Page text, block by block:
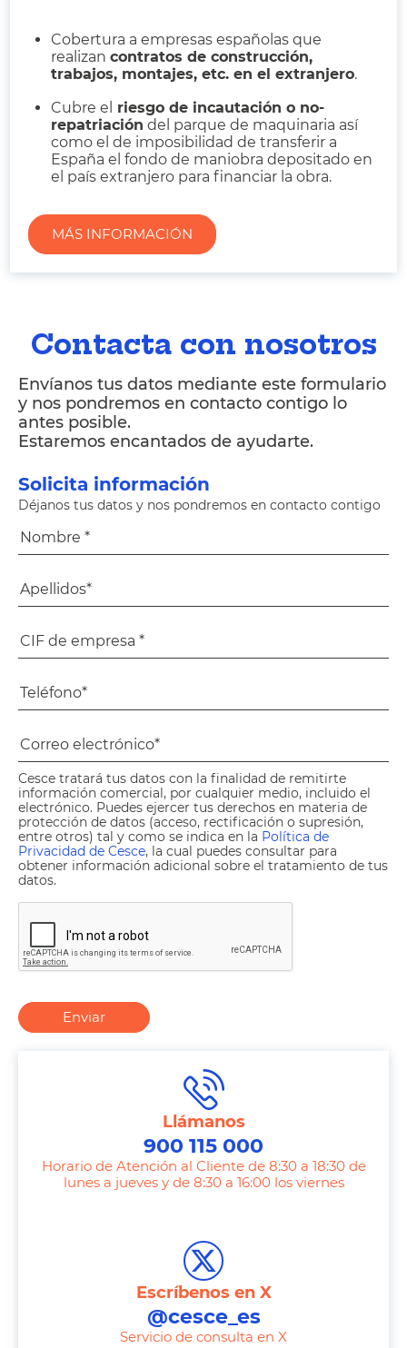
Cobertura a empresas españolas que
realizan contratos de construcción,
trabajos, montajes, etc. en el extranjero.
Cubre el riesgo de incautación o no-
repatriación del parque de maquinaria así
como el de imposibilidad de transferir a
España el fondo de maniobra depositado en
el país extranjero para financiar la obra.
MÁS INFORMACIÓN
Contacta con nosotros
Envíanos tus datos mediante este formulario
y nos pondremos en contacto contigo lo
antes posible.
Estaremos encantados de ayudarte.
Llámanos
900 115 000
Horario de Atención al Cliente de 8:30 a 18:30 de
lunes a jueves y de 8:30 a 16:00 los viernes
Escríbenos en X
@cesce_es
Servicio de consulta en X
Solicita información
Déjanos tus datos y nos pondremos en contacto contigo
Cesce tratará tus datos con la finalidad de remitirte
información comercial, por cualquier medio, incluido el
electrónico. Puedes ejercer tus derechos en materia de
protección de datos (acceso, rectificación o supresión,
entre otros) tal y como se indica en la Política de
Privacidad de Cesce, la cual puedes consultar para
obtener información adicional sobre el tratamiento de tus
datos.
Enviar